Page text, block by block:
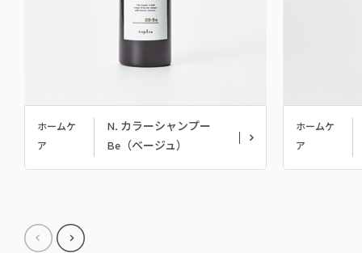
ホームケ
ア
N. カラーシャンプー
Be（ベージュ）
ホームケ
ア